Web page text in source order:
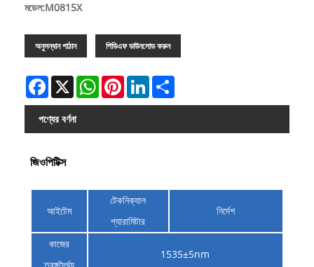
মডেল:M0815X
অনুসন্ধান পাঠান পিডিএফ ডাউনলোড করুন
Facebook
X WhatsAppPinterestLinkedIn
পণ্যের বর্ণনা
জিওপিটিক্স
আইটেম
টেকনিক্যাল
প্যারামিটার
নির্দেশ
কাজের
1535±5nm